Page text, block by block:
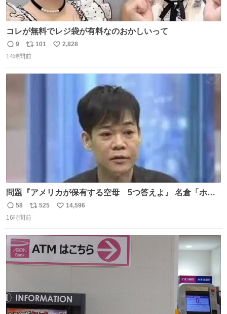
コレが無料でレジ袋が有料なのおかしいって
返
信
9
リ
ポ
101
い
2,828
14時間前
問題『アメリカが保有する空母 5つ答えよ』 名倉「ホン
マごめん、日本」
返
信
58
リ
ポ
ト
数
525
い
14,596
16時間前